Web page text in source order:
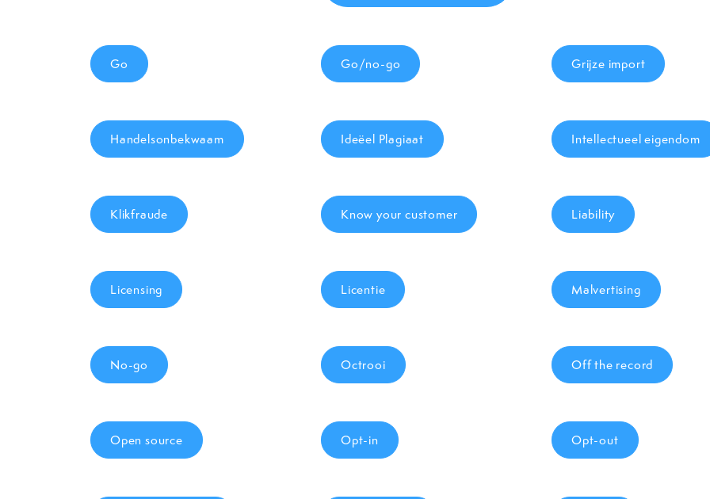
Go Go/no-go Grijze import
Handelsonbekwaam Ideëel Plagiaat Intellectueel eigendom
Klikfraude Know your customer Liability
Licensing Licentie Malvertising
No-go Octrooi Off the record
Open source Opt-in Opt-out